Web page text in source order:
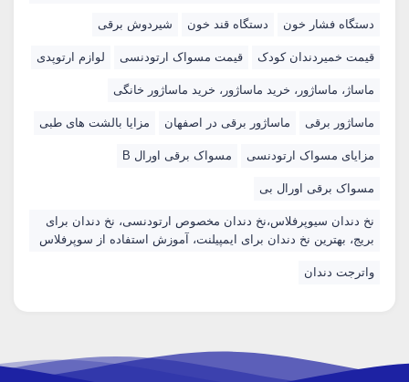
دستگاه فشار خون دستگاه قند خون شیردوش برقی
قیمت خمیردندان کودک قیمت مسواک ارتودنسی لوازم ارتوپدی
ماساژ، ماساژور، خرید ماساژور، خرید ماساژور خانگی
ماساژور برقی ماساژور برقی در اصفهان مزایا بالشت های طبی
مزایای مسواک ارتودنسی مسواک برقی اورال B
مسواک برقی اورال بی
نخ دندان سیوپرفلاس،نخ دندان مخصوص ارتودنسی، نخ دندان برای
بریج، بهترین نخ دندان برای ایمپیلنت، آموزش استفاده از سوپرفلاس
واترجت دندان